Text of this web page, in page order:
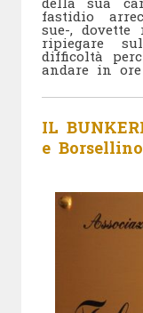
fastidio
sue-,
ripiegare
difficoltà
andare in
IL
e